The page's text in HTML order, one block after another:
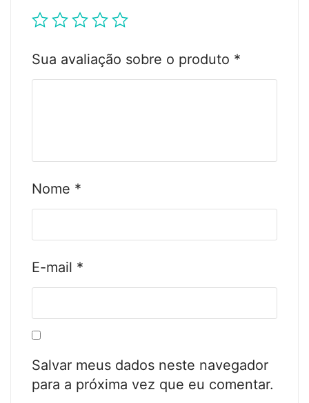
Sua avaliação sobre o produto *
Nome *
E-mail *
Salvar meus dados neste navegador
para a próxima vez que eu comentar.